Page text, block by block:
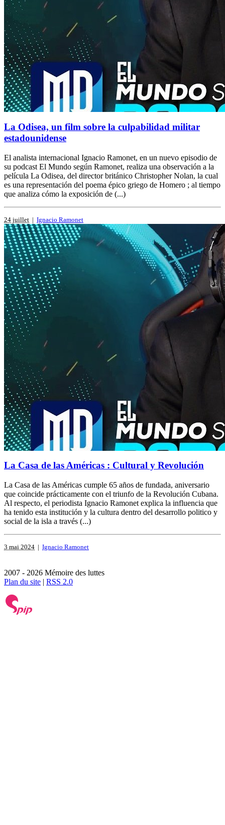
La Odisea, un film sobre la culpabilidad militar
estadounidense
El analista internacional Ignacio Ramonet, en un nuevo episodio de
su podcast El Mundo según Ramonet, realiza una observación a la
película La Odisea, del director británico Christopher Nolan, la cual
es una representación del poema épico griego de Homero ; al tiempo
que analiza cómo la exposición de (...)
24 juillet | Ignacio Ramonet
La Casa de las Américas : Cultural y Revolución
La Casa de las Américas cumple 65 años de fundada, aniversario
que coincide prácticamente con el triunfo de la Revolución Cubana.
Al respecto, el periodista Ignacio Ramonet explica la influencia que
ha tenido esta institución y la cultura dentro del desarrollo politico y
social de la isla a través (...)
3 mai 2024 | Ignacio Ramonet
2007 - 2026 Mémoire des luttes
Plan du site | RSS 2.0